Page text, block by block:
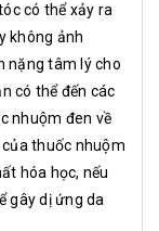
có thể xảy ra
không ảnh
nặng tâm lý cho
có thể đến các
nhuộm đen về
thuốc nhuộm
hóa học, nếu
gây dị ứng da